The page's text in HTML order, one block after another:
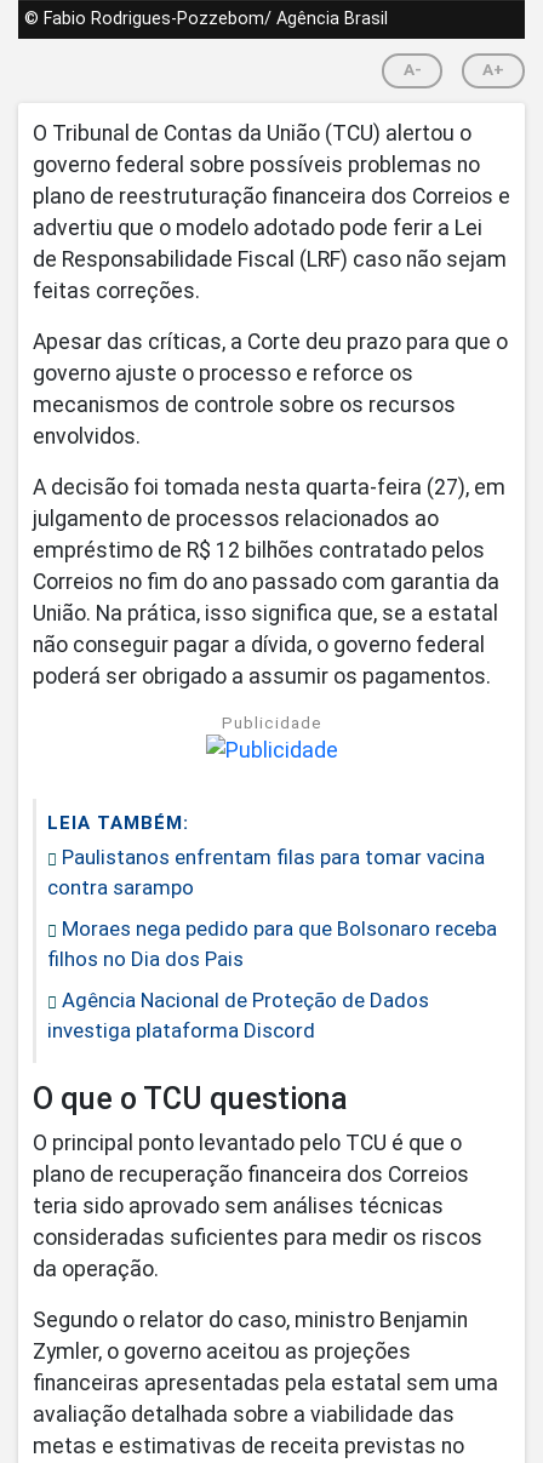
© Fabio Rodrigues-Pozzebom/ Agência Brasil
A- A+
O Tribunal de Contas da União (TCU) alertou o
governo federal sobre possíveis problemas no
plano de reestruturação financeira dos Correios e
advertiu que o modelo adotado pode ferir a Lei
de Responsabilidade Fiscal (LRF) caso não sejam
feitas correções.
Apesar das críticas, a Corte deu prazo para que o
governo ajuste o processo e reforce os
mecanismos de controle sobre os recursos
envolvidos.
A decisão foi tomada nesta quarta-feira (27), em
julgamento de processos relacionados ao
empréstimo de R$ 12 bilhões contratado pelos
Correios no fim do ano passado com garantia da
União. Na prática, isso significa que, se a estatal
não conseguir pagar a dívida, o governo federal
poderá ser obrigado a assumir os pagamentos.
Publicidade
LEIA TAMBÉM:
Paulistanos enfrentam filas para tomar vacina
contra sarampo
Moraes nega pedido para que Bolsonaro receba
filhos no Dia dos Pais
Agência Nacional de Proteção de Dados
investiga plataforma Discord
O que o TCU questiona
O principal ponto levantado pelo TCU é que o
plano de recuperação financeira dos Correios
teria sido aprovado sem análises técnicas
consideradas suficientes para medir os riscos
da operação.
Segundo o relator do caso, ministro Benjamin
Zymler, o governo aceitou as projeções
financeiras apresentadas pela estatal sem uma
avaliação detalhada sobre a viabilidade das
metas e estimativas de receita previstas no